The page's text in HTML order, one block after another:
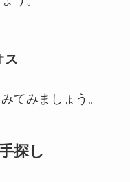
ス
てみましょう。
探し